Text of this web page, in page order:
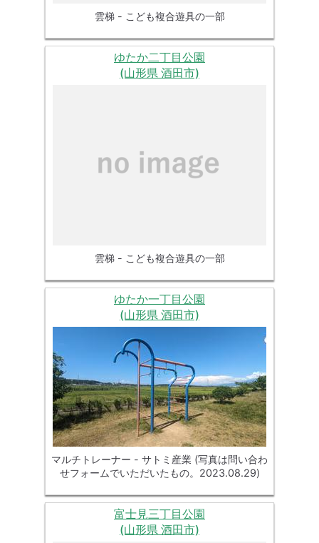
雲梯 - こども複合遊具の一部
ゆたか二丁目公園
(山形県 酒田市)
雲梯 - こども複合遊具の一部
ゆたか一丁目公園
(山形県 酒田市)
マルチトレーナー - サトミ産業 (写真は問い合わ
せフォームでいただいたもの。2023.08.29)
富士見三丁目公園
(山形県 酒田市)